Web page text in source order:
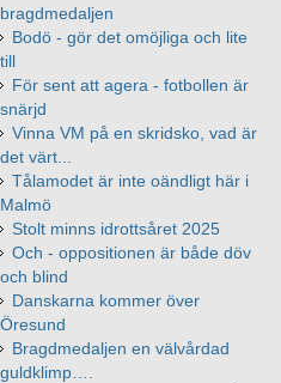
bragdmedaljen
Bodö - gör det omöjliga och lite
till
För sent att agera - fotbollen är
snärjd
Vinna VM på en skridsko, vad är
det värt...
Tålamodet är inte oändligt här i
Malmö
Stolt minns idrottsåret 2025
Och - oppositionen är både döv
och blind
Danskarna kommer över
Öresund
Bragdmedaljen en välvårdad
guldklimp….